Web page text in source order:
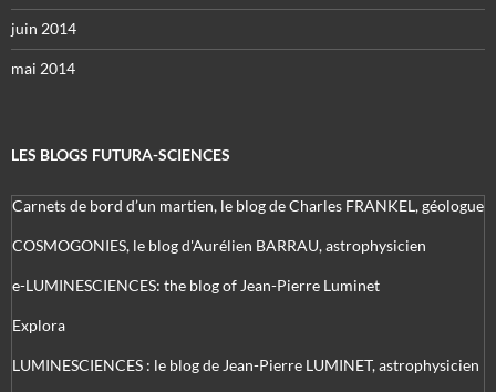
juin 2014
mai 2014
LES BLOGS FUTURA-SCIENCES
Carnets de bord d’un martien, le blog de Charles FRANKEL, géologue
COSMOGONIES, le blog d'Aurélien BARRAU, astrophysicien
e-LUMINESCIENCES: the blog of Jean-Pierre Luminet
Explora
LUMINESCIENCES : le blog de Jean-Pierre LUMINET, astrophysicien